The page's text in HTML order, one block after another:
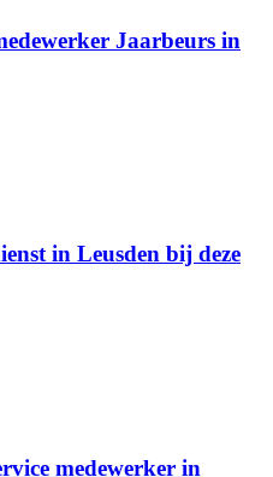
Jaarbeurs in
in Leusden bij deze
medewerker in